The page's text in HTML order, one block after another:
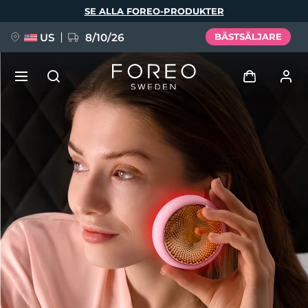
SE ALLA FOREO-PRODUKTER
US 8/10/26 BÄSTSÄLJARE
Logga in
Användarprofil
Mina enheter
Mina beställningar
Mina adresser
Mina prenumerationer
FAQ™ Pure Beauty-Tech Elixir
BREAKING NEWS
issa™ Teeth Whitening Set
Deutsch
Español
Français
Italiano
Português
Polski
Svenska
Русский
Türkçe
简体中文 繁體中文